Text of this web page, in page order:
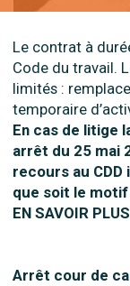
Le contrat à
Code du travail.
limités :
temporaire
En cas de litige
arrêt du 25 mai
recours au CDD
que soit le
EN SAVOIR
Arrêt cour de